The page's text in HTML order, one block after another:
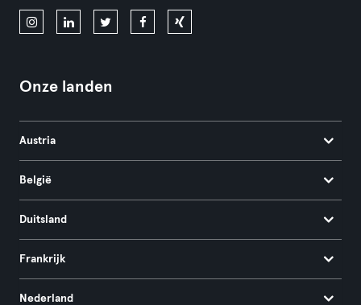
Onze landen
Austria
België
Duitsland
Frankrijk
Nederland